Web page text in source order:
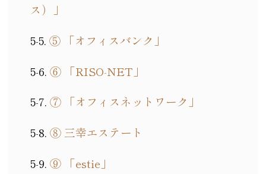
ス）」
⑤ 「オフィスバンク」
⑥ 「RISO-NET」
⑦ 「オフィスネットワーク」
⑧ 三幸エステート
⑨ 「estie」